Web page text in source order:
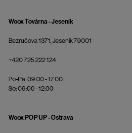
Woox Továrna - Jeseník
Bezručova 1371, Jeseník 79001
+420 725 222 124
Po-Pá: 09:00 - 17:00
So: 09:00 - 12:00
Woox POP UP - Ostrava